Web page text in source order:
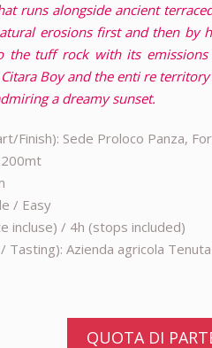
runs alongside ancient
erosions first and then by
the tuff rock with its
Boy and the enti re
a dreamy sunset.
Finish): Sede Proloco Panza,
200mt
/ Easy
incluse) / 4h (stops included)
Azienda agricola Tenuta
QUOTA DI